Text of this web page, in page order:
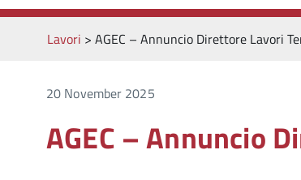
Lavori > AGEC – Annuncio Direttore Lavori
20 November 2025
AGEC – Annuncio